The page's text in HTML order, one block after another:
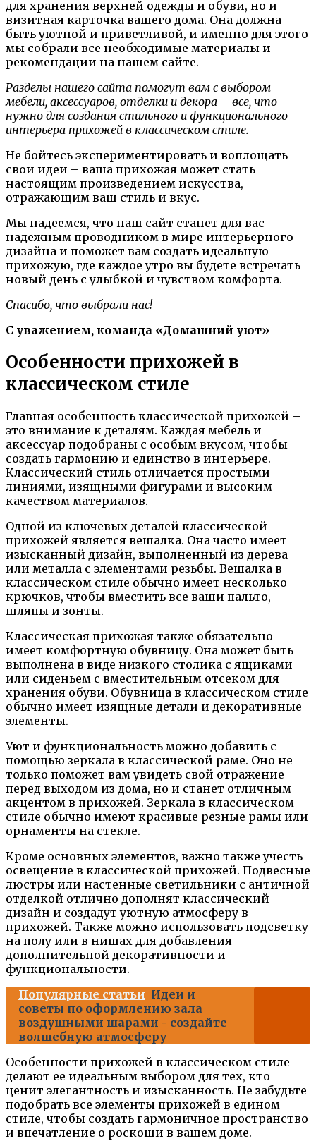
для хранения верхней одежды и обуви, но и
визитная карточка вашего дома. Она должна
быть уютной и приветливой, и именно для этого
мы собрали все необходимые материалы и
рекомендации на нашем сайте.
Разделы нашего сайта помогут вам с выбором
мебели, аксессуаров, отделки и декора – все, что
нужно для создания стильного и функционального
интерьера прихожей в классическом стиле.
Не бойтесь экспериментировать и воплощать
свои идеи – ваша прихожая может стать
настоящим произведением искусства,
отражающим ваш стиль и вкус.
Мы надеемся, что наш сайт станет для вас
надежным проводником в мире интерьерного
дизайна и поможет вам создать идеальную
прихожую, где каждое утро вы будете встречать
новый день с улыбкой и чувством комфорта.
Спасибо, что выбрали нас!
С уважением, команда «Домашний уют»
Особенности прихожей в
классическом стиле
Главная особенность классической прихожей –
это внимание к деталям. Каждая мебель и
аксессуар подобраны с особым вкусом, чтобы
создать гармонию и единство в интерьере.
Классический стиль отличается простыми
линиями, изящными фигурами и высоким
качеством материалов.
Одной из ключевых деталей классической
прихожей является вешалка. Она часто имеет
изысканный дизайн, выполненный из дерева
или металла с элементами резьбы. Вешалка в
классическом стиле обычно имеет несколько
крючков, чтобы вместить все ваши пальто,
шляпы и зонты.
Классическая прихожая также обязательно
имеет комфортную обувницу. Она может быть
выполнена в виде низкого столика с ящиками
или сиденьем с вместительным отсеком для
хранения обуви. Обувница в классическом стиле
обычно имеет изящные детали и декоративные
элементы.
Уют и функциональность можно добавить с
помощью зеркала в классической раме. Оно не
только поможет вам увидеть свой отражение
перед выходом из дома, но и станет отличным
акцентом в прихожей. Зеркала в классическом
стиле обычно имеют красивые резные рамы или
орнаменты на стекле.
Кроме основных элементов, важно также учесть
освещение в классической прихожей. Подвесные
люстры или настенные светильники с античной
отделкой отлично дополнят классический
дизайн и создадут уютную атмосферу в
прихожей. Также можно использовать подсветку
на полу или в нишах для добавления
дополнительной декоративности и
функциональности.
Популярные статьи Идеи и
советы по оформлению зала
воздушными шарами - создайте
волшебную атмосферу
Особенности прихожей в классическом стиле
делают ее идеальным выбором для тех, кто
ценит элегантность и изысканность. Не забудьте
подобрать все элементы прихожей в едином
стиле, чтобы создать гармоничное пространство
и впечатление о роскоши в вашем доме.